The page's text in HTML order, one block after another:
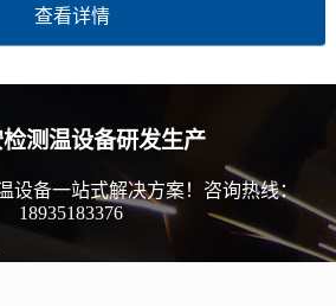
查看详情
测温设备研发生产
设备一站式解决方案！咨询热线：
18935183376